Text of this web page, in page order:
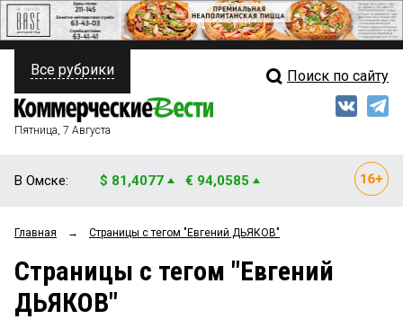
ПОЛИТИКА
ФИНАНСЫ
ОБЩЕСТВО
ЗАКОН
НОВОСТИ КОМПАНИЙ
Свежий выпуск
Мнения
Рейтинги
Все рубрики Поиск по сайту
Пятница, 7 Августа
В Омске: $ 81,4077 € 94,0585
Главная → Страницы c тегом "Евгений ДЬЯКОВ"
Страницы c тегом "Евгений
ДЬЯКОВ"